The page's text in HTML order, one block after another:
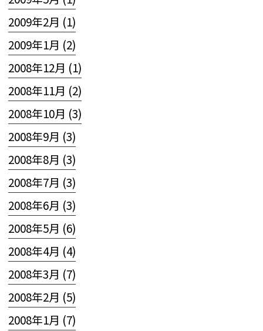
2009年2月 (1)
2009年1月 (2)
2008年12月 (1)
2008年11月 (2)
2008年10月 (3)
2008年9月 (3)
2008年8月 (3)
2008年7月 (3)
2008年6月 (3)
2008年5月 (6)
2008年4月 (4)
2008年3月 (7)
2008年2月 (5)
2008年1月 (7)